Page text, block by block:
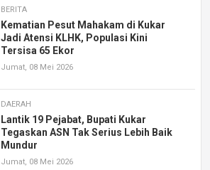
BERITA
Kematian Pesut Mahakam di Kukar
Jadi Atensi KLHK, Populasi Kini
Tersisa 65 Ekor
Jumat, 08 Mei 2026
DAERAH
Lantik 19 Pejabat, Bupati Kukar
Tegaskan ASN Tak Serius Lebih Baik
Mundur
Jumat, 08 Mei 2026